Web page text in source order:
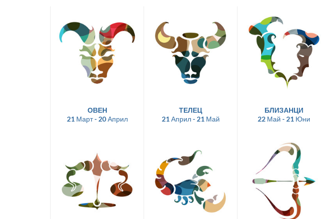
ОВЕН
21 Март - 20 Април
ТЕЛЕЦ
21 Април - 21 Май
БЛИЗАНЦИ
22 Май - 21 Юни